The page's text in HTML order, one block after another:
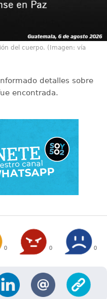
del cuerpo. (Imagen: vía
detalles sobre
encontrada.
0 0 0